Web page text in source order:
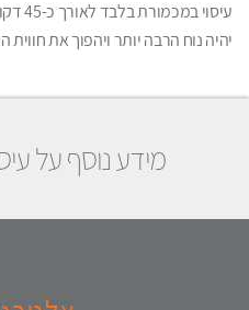
יהיה נוח הרבה יותר ויהפוך את חווית
מידע נוסף על